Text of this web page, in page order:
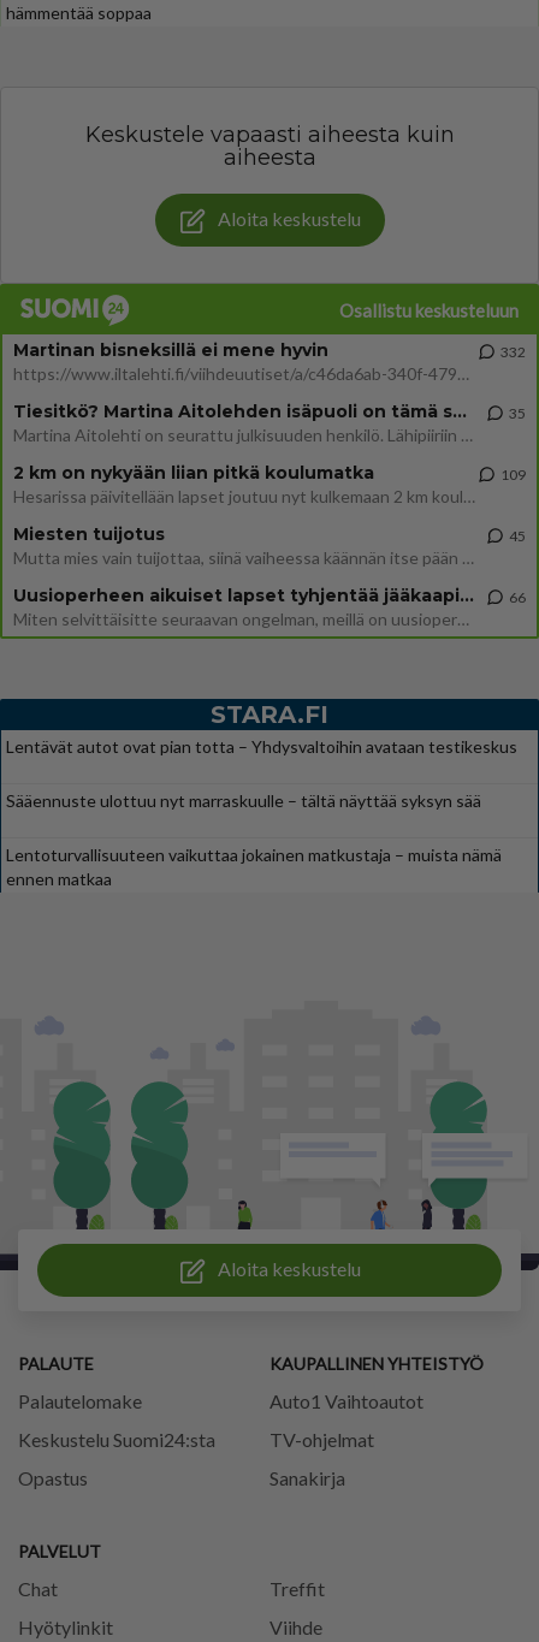
hämmentää soppaa
Keskustele vapaasti aiheesta kuin
aiheesta
Aloita keskustelu
Osallistu keskusteluun
Martinan bisneksillä ei mene hyvin
https://www.iltalehti.fi/viihdeuutiset/a/c46da6ab-340f-4790-aaa7-0865eed2336 Yrityksen konkurssihakemus on tullut kärä
332
Tiesitkö? Martina Aitolehden isäpuoli on tämä suosittu laulaja
Martina Aitolehti on seurattu julkisuuden henkilö. Lähipiiriin mahtuu muitakin tunnettuja henkilöitä. Tiesitkö, että Ma
35
2 km on nykyään liian pitkä koulumatka
Hesarissa päivitellään lapset joutuu nyt kulkemaan 2 km kouluun jösses. Ruostefillarilla tuo matka menee vaikka miten äk
109
Miesten tuijotus
Mutta mies vain tuijottaa, siinä vaiheessa käännän itse pään pois. Mikä juttu? Yleensä jos joku tuijottaa tai katsoo, hä
45
Uusioperheen aikuiset lapset tyhjentää jääkaapin käydessään
Miten selvittäisitte seuraavan ongelman, meillä on uusioperhe, minulla teini-ikäiset lapset ja puolisolla aikuiset, jotk
66
STARA.FI
Lentävät autot ovat pian totta – Yhdysvaltoihin avataan testikeskus
Sääennuste ulottuu nyt marraskuulle – tältä näyttää syksyn sää
Lentoturvallisuuteen vaikuttaa jokainen matkustaja – muista nämä
ennen matkaa
Aloita keskustelu
PALAUTE
Palautelomake
Keskustelu Suomi24:sta
Opastus
PALVELUT
Chat
Treffit
Hyötylinkit
Viihde
KAUPALLINEN YHTEISTYÖ
Auto1 Vaihtoautot
TV-ohjelmat
Sanakirja